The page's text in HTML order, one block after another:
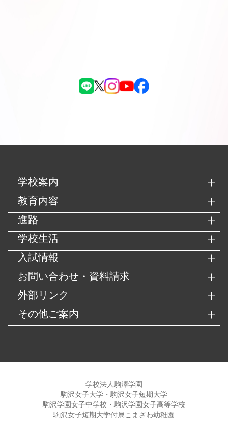
学校案内
教育内容
進路
学校生活
入試情報
お問い合わせ・資料請求
外部リンク
その他ご案内
学校法人駒澤学園
駒沢女子大学・駒沢女子短期大学
駒沢学園女子中学校・駒沢学園女子高等学校
駒沢女子短期大学付属こまざわ幼稚園